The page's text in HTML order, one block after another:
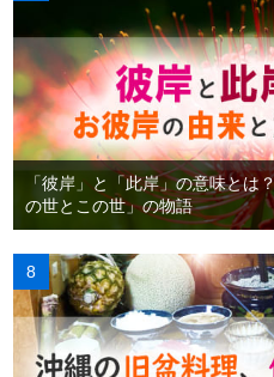
「彼岸」と「此岸」の意味とは
の世とこの世」の物語